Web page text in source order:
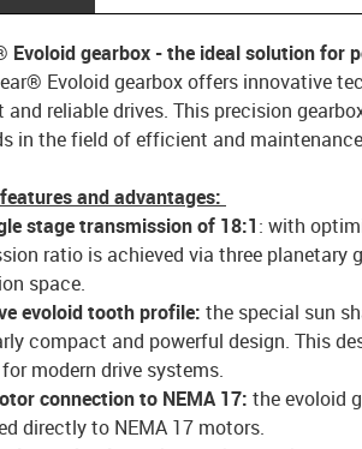
Evoloid gearbox - the ideal solution for
Evoloid gearbox offers innovative
reliable drives. This precision
in the field of efficient and
and advantages:
stage transmission of 18:1: with
ratio is achieved via three planetary
space.
evoloid tooth profile: the special sun
compact and powerful design. This
modern drive systems.
connection to NEMA 17: the evoloid
directly to NEMA 17 motors.